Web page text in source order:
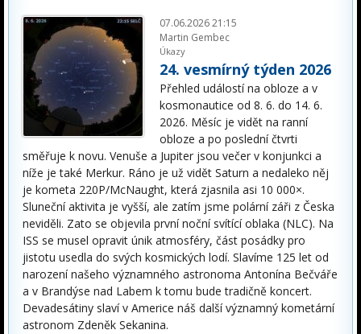
07.06.2026 21:15
Martin Gembec
Úkazy
24. vesmírný týden 2026
Přehled událostí na obloze a v
kosmonautice od 8. 6. do 14. 6.
2026. Měsíc je vidět na ranní
obloze a po poslední čtvrti
směřuje k novu. Venuše a Jupiter jsou večer v konjunkci a
níže je také Merkur. Ráno je už vidět Saturn a nedaleko něj
je kometa 220P/McNaught, která zjasnila asi 10 000×.
Sluneční aktivita je vyšší, ale zatím jsme polární záři z Česka
neviděli. Zato se objevila první noční svítící oblaka (NLC). Na
ISS se musel opravit únik atmosféry, část posádky pro
jistotu usedla do svých kosmických lodí. Slavíme 125 let od
narození našeho významného astronoma Antonína Bečváře
a v Brandýse nad Labem k tomu bude tradičně koncert.
Devadesátiny slaví v Americe náš další významný kometární
astronom Zdeněk Sekanina.